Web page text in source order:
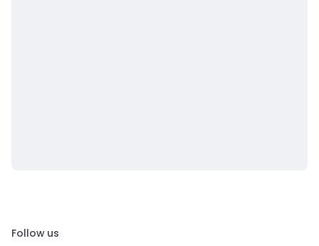
Follow us